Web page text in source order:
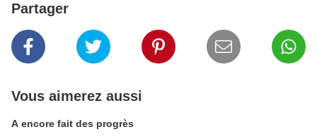
Partager
Vous aimerez aussi
A encore fait des progrès